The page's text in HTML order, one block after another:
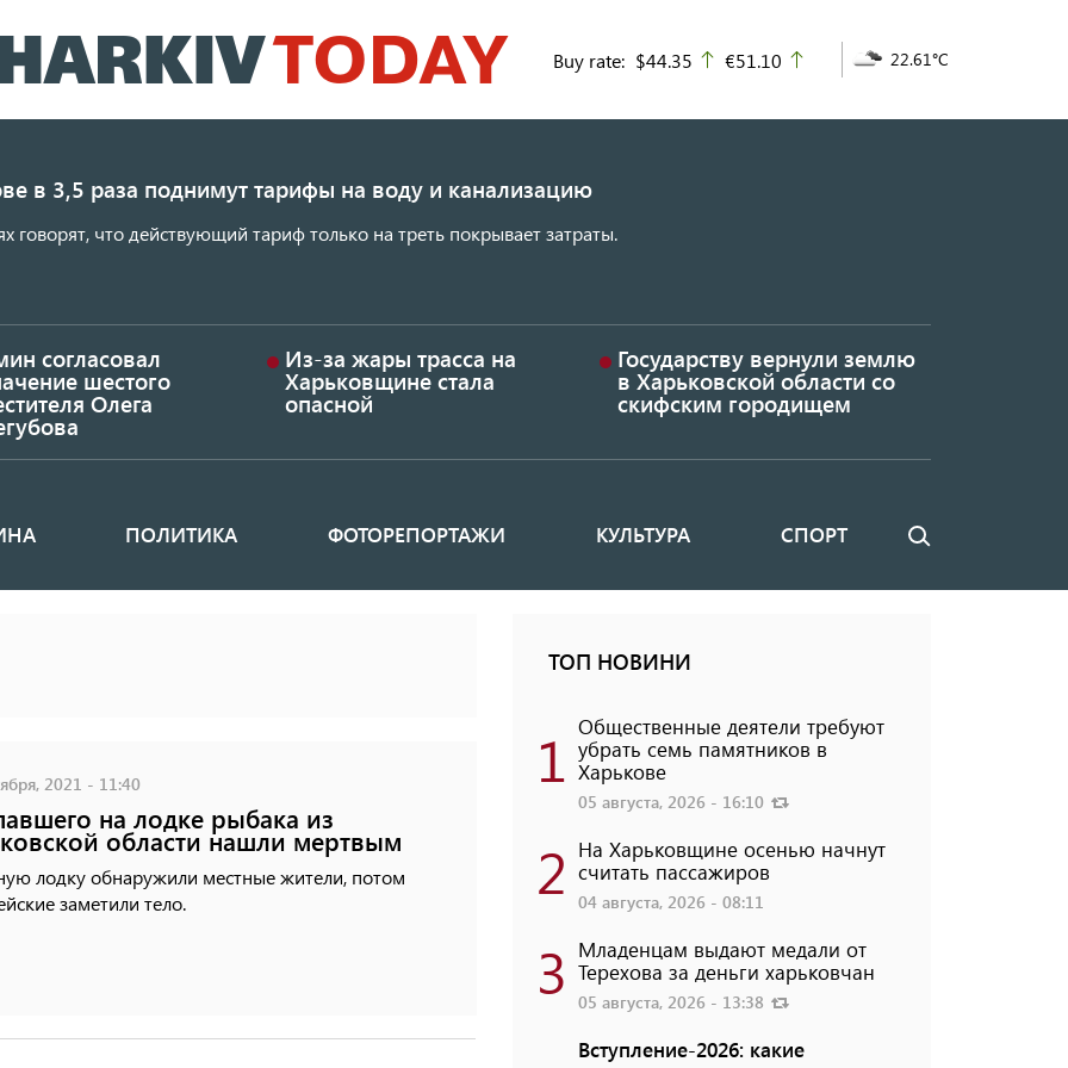
к
основному
Buy rate: $44.35 up
€51.10 22.61°C
в 3,5 раза поднимут тарифы на воду и канализацию
говорят, что действующий тариф только на треть покрывает затраты.
согласовал
шестого
Олега
Из-за жары трасса на
Харьковщине стала
опасной
Государству вернули землю
в Харьковской области со
скифским городищем
ПОЛИТИКА ФОТОРЕПОРТАЖИ КУЛЬТУРА СПОРТ Поиск
2021 - 11:40
на лодке рыбака из
области нашли мертвым
лодку обнаружили местные жители, потом
заметили тело.
ТОП НОВИНИ
1 Общественные деятели требуют
убрать семь памятников в
Харькове
05 августа, 2026 - 16:10
2 На Харьковщине осенью начнут
считать пассажиров
04 августа, 2026 - 08:11
3 Младенцам выдают медали от
Терехова за деньги харьковчан
05 августа, 2026 - 13:38
Вступление-2026: какие